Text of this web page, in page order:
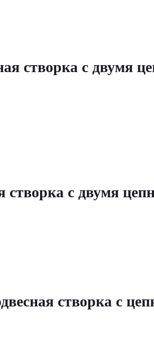
створка с двумя
створка с двумя
створка с